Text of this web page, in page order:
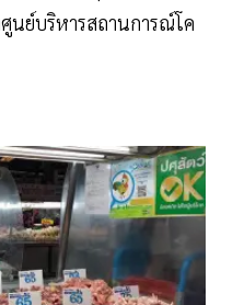
นย์บริหารสถานการณ์โค